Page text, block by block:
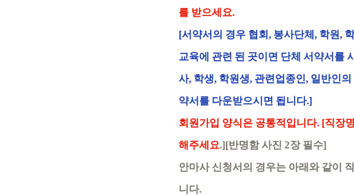
를 받으세요.
[서약서의 경우 협회, 봉사단체, 학원,
교육에 관련 된 곳이면 단체 서약서를
사, 학생, 학원생, 관련업종인, 일반인
약서를 다운받으시면 됩니다.]
회원가입 양식은 공통적입니다. [직장
해주세요.][반명함 사진 2장 필수]
안마사 신청서의 경우는 아래와 같이
니다.